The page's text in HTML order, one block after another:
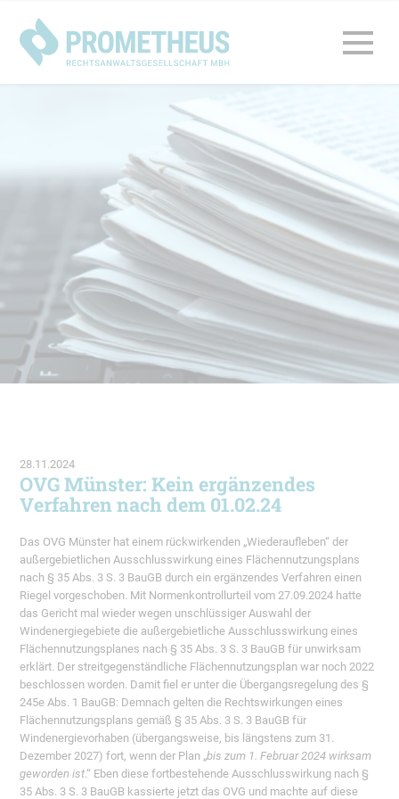
28.11.2024
OVG Münster: Kein ergänzendes
Verfahren nach dem 01.02.24
Das OVG Münster hat einem rückwirkenden „Wiederaufleben“ der
außergebietlichen Ausschlusswirkung eines Flächennutzungsplans
nach § 35 Abs. 3 S. 3 BauGB durch ein ergänzendes Verfahren einen
Riegel vorgeschoben. Mit Normenkontrollurteil vom 27.09.2024 hatte
das Gericht mal wieder wegen unschlüssiger Auswahl der
Windenergiegebiete die außergebietliche Ausschlusswirkung eines
Flächennutzungsplanes nach § 35 Abs. 3 S. 3 BauGB für unwirksam
erklärt. Der streitgegenständliche Flächennutzungsplan war noch 2022
beschlossen worden. Damit fiel er unter die Übergangsregelung des §
245e Abs. 1 BauGB: Demnach gelten die Rechtswirkungen eines
Flächennutzungsplans gemäß § 35 Abs. 3 S. 3 BauGB für
Windenergievorhaben (übergangsweise, bis längstens zum 31.
Dezember 2027) fort, wenn der Plan „bis zum 1. Februar 2024 wirksam
geworden ist.“ Eben diese fortbestehende Ausschlusswirkung nach §
35 Abs. 3 S. 3 BauGB kassierte jetzt das OVG und machte auf diese